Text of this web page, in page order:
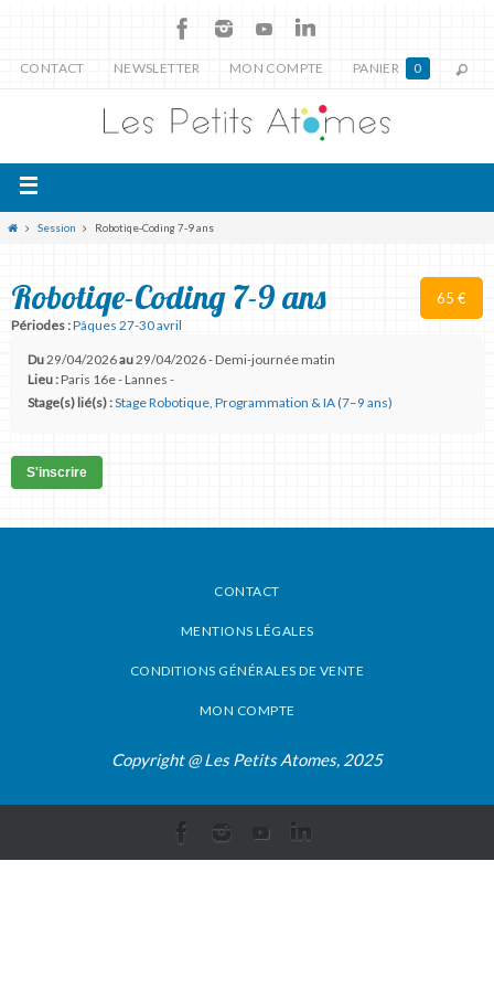
CONTACT NEWSLETTER MON COMPTE PANIER 0
Session Robotiqe-Coding 7-9 ans
65 €
Robotiqe-Coding 7-9 ans
Périodes :Pâques 27-30 avril
Du29/04/2026au29/04/2026 - Demi-journée matin
Lieu :Paris 16e - Lannes -
Stage(s) lié(s) :Stage Robotique, Programmation & IA (7–9 ans)
S'inscrire
CONTACT
MENTIONS LÉGALES
CONDITIONS GÉNÉRALES DE VENTE
MON COMPTE
Copyright @ Les Petits Atomes, 2025